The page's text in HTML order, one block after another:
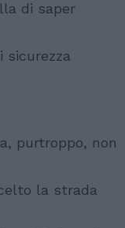
di saper
sicurezza
purtroppo, non
la strada